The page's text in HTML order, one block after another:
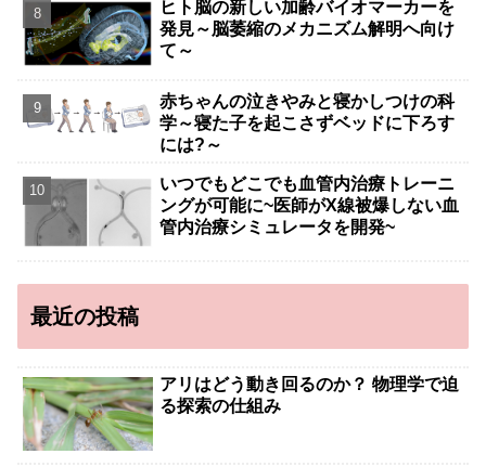
ヒト脳の新しい加齢バイオマーカーを
発見～脳萎縮のメカニズム解明へ向け
て～
赤ちゃんの泣きやみと寝かしつけの科
学～寝た子を起こさずベッドに下ろす
には?～
いつでもどこでも血管内治療トレーニ
ングが可能に~医師がX線被爆しない血
管内治療シミュレータを開発~
最近の投稿
アリはどう動き回るのか？ 物理学で迫
る探索の仕組み